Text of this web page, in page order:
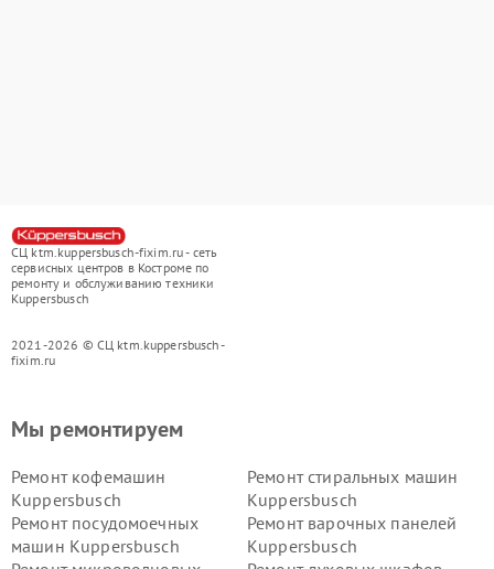
СЦ ktm.kuppersbusch-fixim.ru - сеть
сервисных центров в Костроме по
ремонту и обслуживанию техники
Kuppersbusch
2021-2026 © СЦ ktm.kuppersbusch-
fixim.ru
Мы ремонтируем
Ремонт кофемашин
Kuppersbusch
Ремонт стиральных машин
Kuppersbusch
Ремонт посудомоечных
машин Kuppersbusch
Ремонт варочных панелей
Kuppersbusch